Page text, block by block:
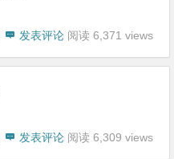
发表评论 阅读 6,371 views
发表评论 阅读 6,309 views